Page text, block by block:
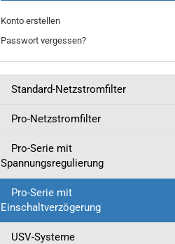
Konto erstellen
Passwort vergessen?
Standard-Netzstromfilter
Pro-Netzstromfilter
Pro-Serie mit
Spannungsregulierung
Pro-Serie mit
Einschaltverzögerung
USV-Systeme